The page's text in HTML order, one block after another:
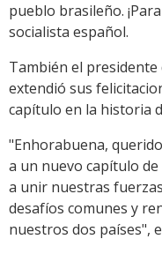
pueblo brasileño.
socialista español.
También el presidente
extendió sus
capítulo en la historia
"Enhorabuena,
a un nuevo capítulo
a unir nuestras
desafíos comunes y
nuestros dos países",